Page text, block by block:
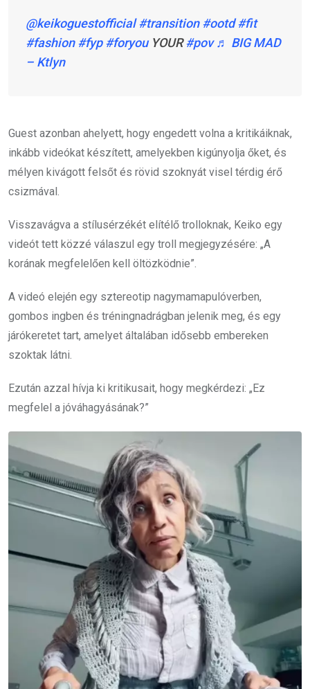
@keikoguestofficial #transition #ootd #fit
#fashion #fyp #foryouYOUR#pov ♬ BIG MAD
– Ktlyn
Guest azonban ahelyett, hogy engedett volna a kritikáiknak,
inkább videókat készített, amelyekben kigúnyolja őket, és
mélyen kivágott felsőt és rövid szoknyát visel térdig érő
csizmával.
Visszavágva a stílusérzékét elítélő trolloknak, Keiko egy
videót tett közzé válaszul egy troll megjegyzésére: „A
korának megfelelően kell öltözködnie”.
A videó elején egy sztereotip nagymamapulóverben,
gombos ingben és tréningnadrágban jelenik meg, és egy
járókeretet tart, amelyet általában idősebb embereken
szoktak látni.
Ezután azzal hívja ki kritikusait, hogy megkérdezi: „Ez
megfelel a jóváhagyásának?”